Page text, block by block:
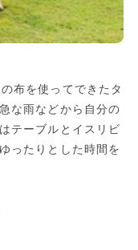
布を使ってできたタ
な雨などから自分の
テーブルとイスリビ
ったりとした時間を